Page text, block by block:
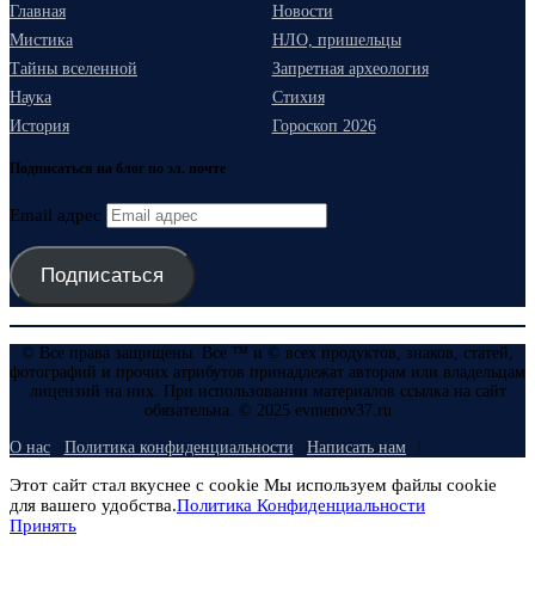
Главная
Новости
Мистика
НЛО, пришельцы
Тайны вселенной
Запретная археология
Наука
Стихия
История
Гороскоп 2026
Подписаться на блог по эл. почте
Email адрес
Подписаться
© Все права защищены. Все ™ и © всех продуктов, знаков, статей,
фотографий и прочих атрибутов принадлежат авторам или владельцам
лицензий на них. При использовании материалов ссылка на сайт
обязательна. © 2025 evmenov37.ru
О нас Политика конфиденциальности Написать нам
Этот сайт стал вкуснее с cookie Мы используем файлы cookie
для вашего удобства.Политика Конфиденциальности
Принять